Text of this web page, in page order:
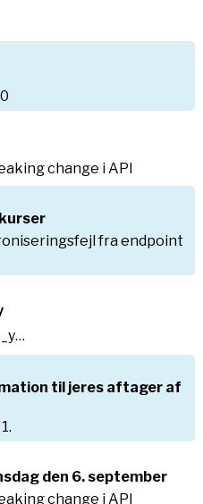
change i API
fra endpoint
til jeres aftager af
den 6. september
change i API